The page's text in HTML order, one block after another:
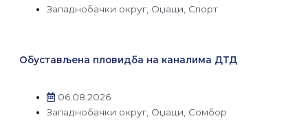
Западнобачки округ Оџаци Спорт
Обустављена пловидба на каналима ДТД
06.08.2026
Западнобачки округ, Оџаци, Сомбор